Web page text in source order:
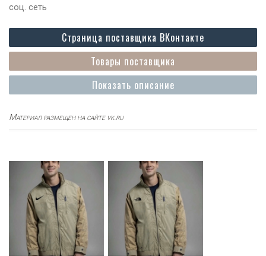
соц. сеть
Показать описание
Товары поставщика
Страница поставщика ВКонтакте
Материал размещен на сайте vk.ru